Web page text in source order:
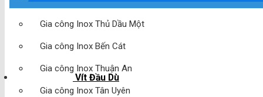
Gia công Inox Thủ Dầu Một
Gia công Inox Bến Cát
Gia công Inox Thuận An
Gia công Inox Tân Uyên
Vít Đầu Dù